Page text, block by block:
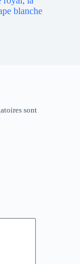
blanche
sont